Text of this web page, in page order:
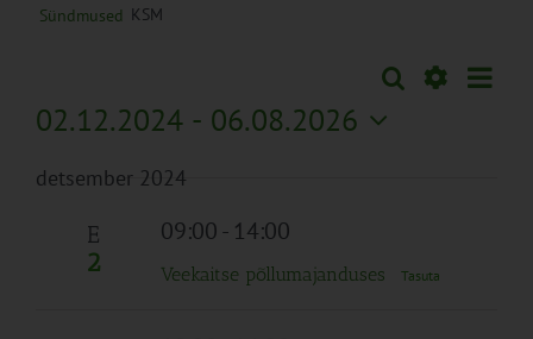
Sündmused KSM
Sündmused
Search
Otsi
02.12.2024 - 06.08.2026
kuupäev.
detsember 2024
E
2
09:00- 14:00
Veekaitse põllumajanduses Tasuta